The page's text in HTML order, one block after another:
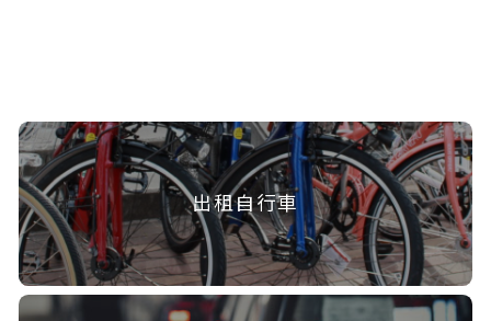
出租自行車